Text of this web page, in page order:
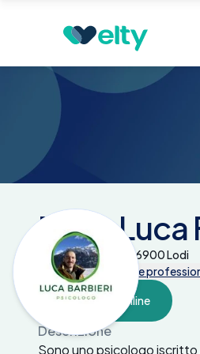
Centri medici
Dott. Luca
Via Solferino 57 - 26900 Lodi
Tutte le prestazioni e
Prenota online
Descrizione
Sono uno psicologo iscritto